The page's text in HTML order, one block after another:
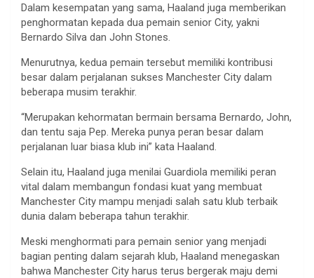
Dalam kesempatan yang sama, Haaland juga memberikan
penghormatan kepada dua pemain senior City, yakni
Bernardo Silva dan John Stones.
Menurutnya, kedua pemain tersebut memiliki kontribusi
besar dalam perjalanan sukses Manchester City dalam
beberapa musim terakhir.
“Merupakan kehormatan bermain bersama Bernardo, John,
dan tentu saja Pep. Mereka punya peran besar dalam
perjalanan luar biasa klub ini” kata Haaland.
Selain itu, Haaland juga menilai Guardiola memiliki peran
vital dalam membangun fondasi kuat yang membuat
Manchester City mampu menjadi salah satu klub terbaik
dunia dalam beberapa tahun terakhir.
Meski menghormati para pemain senior yang menjadi
bagian penting dalam sejarah klub, Haaland menegaskan
bahwa Manchester City harus terus bergerak maju demi